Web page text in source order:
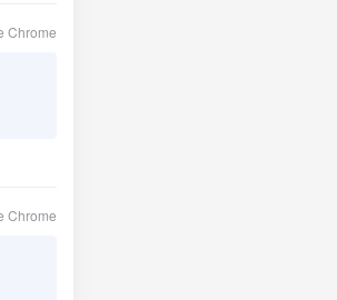
Chrome
Chrome